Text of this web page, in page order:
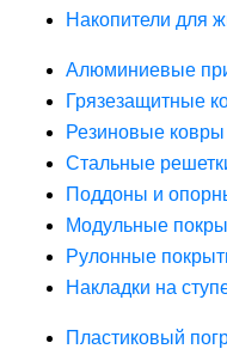
Накопители для
Алюминиевые
Грязезащитные
Резиновые
Стальные
Поддоны и
Модульные
Рулонные
Накладки на
Пластиковый